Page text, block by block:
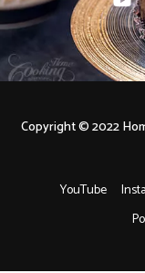
YouTube
Copyright © 2022